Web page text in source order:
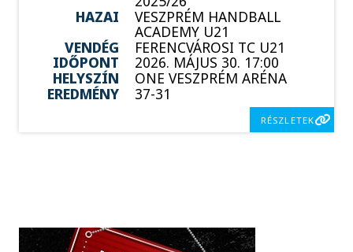
HAZAI
VESZPRÉM HANDBALL
ACADEMY U21
VENDÉG
FERENCVÁROSI TC U21
IDŐPONT
2026. MÁJUS 30. 17:00
HELYSZÍN
ONE VESZPRÉM ARÉNA
EREDMÉNY
37-31
RÉSZLETEK